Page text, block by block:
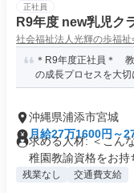
正社員
R9年度 new乳児ク
社会福祉法人光輝の歩福祉
＊R9年度正社員＊
の成長プロセスを大切
沖縄県浦添市宮城
月給27万1600円～
求める人材: ＜こん
稚園教諭資格をお持
残業なし 交通費支給